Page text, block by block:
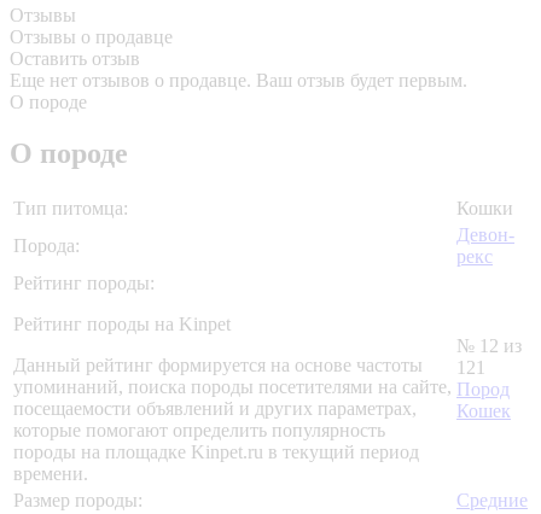
Отзывы
Отзывы о продавце
Оставить отзыв
Еще нет отзывов о продавце. Ваш отзыв будет первым.
О породе
О породе
Тип питомца:
Кошки
Порода:
Девон-
рекс
Рейтинг породы:
Рейтинг породы на Kinpet
Данный рейтинг формируется на основе частоты
упоминаний, поиска породы посетителями на сайте,
посещаемости объявлений и других параметрах,
которые помогают определить популярность
породы на площадке Kinpet.ru в текущий период
времени.
№ 12 из
121
Пород
Кошек
Размер породы:
Средние